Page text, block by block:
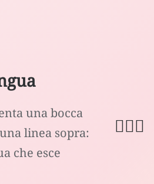
una bocca
linea sopra:
che esce
🙅🏻‍♂️